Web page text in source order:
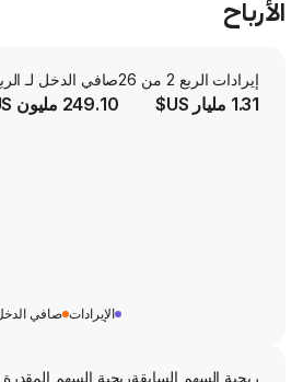
صافي الدخل لـ الربع 2 من 26
249.10 مليون US$
ربحية السهم المقدرة